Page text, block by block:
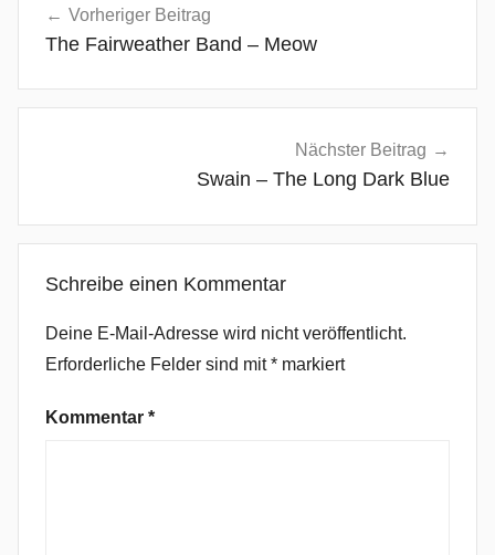
k
w
a
J
g
e
r
a
Vorheriger Beitrag
The Fairweather Band – Meow
Nächster Beitrag
Swain – The Long Dark Blue
Schreibe einen Kommentar
Deine E-Mail-Adresse wird nicht veröffentlicht.
Erforderliche Felder sind mit* markiert
Kommentar *